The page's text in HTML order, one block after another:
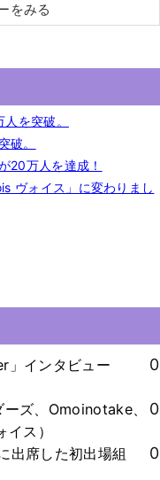
をみる
を突破。
。
20万人を達成！
ヴォイス」に変わりまし
」インタビュー
0
ーズ、Omoinotake、
ス）
0
出席した初出場組
0